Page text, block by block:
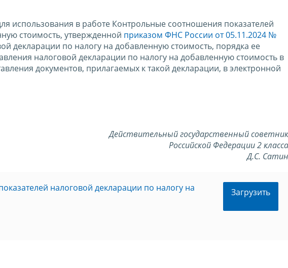
использования в работе Контрольные соотношения показателей
стоимость, утвержденной приказом ФНС России от 05.11.2024 №
декларации по налогу на добавленную стоимость, порядка ее
налоговой декларации по налогу на добавленную стоимость в
документов, прилагаемых к такой декларации, в электронной
Действительный государственный советник
Российской Федерации 2 класса
Д.С. Сатин
налоговой декларации по налогу на
Загрузить